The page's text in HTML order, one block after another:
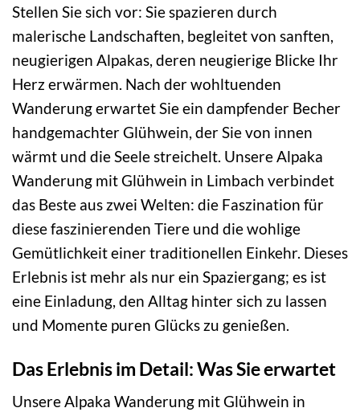
Stellen Sie sich vor: Sie spazieren durch
malerische Landschaften, begleitet von sanften,
neugierigen Alpakas, deren neugierige Blicke Ihr
Herz erwärmen. Nach der wohltuenden
Wanderung erwartet Sie ein dampfender Becher
handgemachter Glühwein, der Sie von innen
wärmt und die Seele streichelt. Unsere Alpaka
Wanderung mit Glühwein in Limbach verbindet
das Beste aus zwei Welten: die Faszination für
diese faszinierenden Tiere und die wohlige
Gemütlichkeit einer traditionellen Einkehr. Dieses
Erlebnis ist mehr als nur ein Spaziergang; es ist
eine Einladung, den Alltag hinter sich zu lassen
und Momente puren Glücks zu genießen.
Das Erlebnis im Detail: Was Sie erwartet
Unsere Alpaka Wanderung mit Glühwein in